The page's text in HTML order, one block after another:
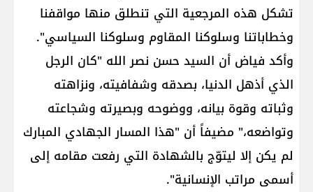
تشكل هذه المرجعية التي تنطلق منها مواقفنا
وخطاباتنا وسلوكنا المقاوم وسلوكنا السياسي".
وأكد فياض أن السيد حسن نصر الله "كان الرجل
الذي أذهل الدنيا، بصدقه وشفافيته، ونزاهته
وثباته وقوة بيانه، ووضوحه وبصيرته وشجاعته
وتواضعه،" مضيفاً أن "هذا المسار الجهادي المبارك
لم يكن إلا ليتوّج بالشهادة التي رفعت مقامه إلى
أسمى مراتب الإنسانية".